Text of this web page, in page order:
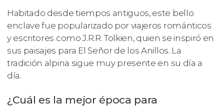
Habitado desde tiempos antiguos, este bello
enclave fue popularizado por viajeros románticos
y escritores como J.R.R. Tolkien, quien se inspiró en
sus paisajes para El Señor de los Anillos. La
tradición alpina sigue muy presente en su día a
día.
¿Cuál es la mejor época para